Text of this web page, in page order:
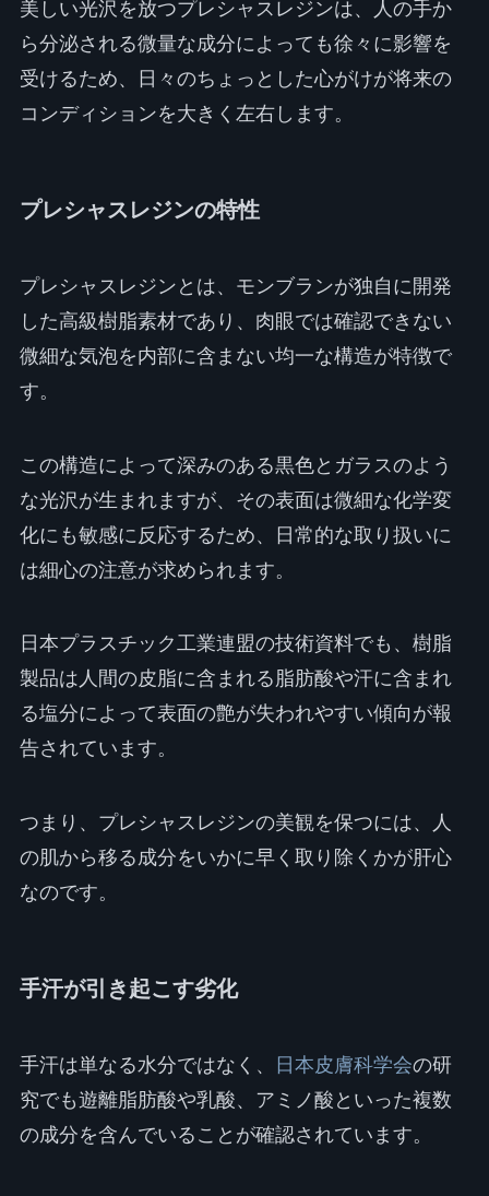
美しい光沢を放つプレシャスレジンは、人の手か
ら分泌される微量な成分によっても徐々に影響を
受けるため、日々のちょっとした心がけが将来の
コンディションを大きく左右します。
プレシャスレジンの特性
プレシャスレジンとは、モンブランが独自に開発
した高級樹脂素材であり、肉眼では確認できない
微細な気泡を内部に含まない均一な構造が特徴で
す。
この構造によって深みのある黒色とガラスのよう
な光沢が生まれますが、その表面は微細な化学変
化にも敏感に反応するため、日常的な取り扱いに
は細心の注意が求められます。
日本プラスチック工業連盟の技術資料でも、樹脂
製品は人間の皮脂に含まれる脂肪酸や汗に含まれ
る塩分によって表面の艶が失われやすい傾向が報
告されています。
つまり、プレシャスレジンの美観を保つには、人
の肌から移る成分をいかに早く取り除くかが肝心
なのです。
手汗が引き起こす劣化
手汗は単なる水分ではなく、 日本皮膚科学会の研
究でも遊離脂肪酸や乳酸、アミノ酸といった複数
の成分を含んでいることが確認されています。